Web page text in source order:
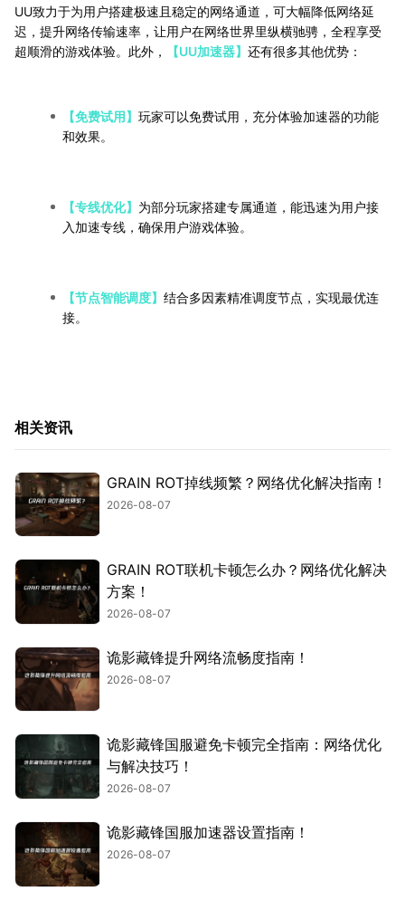
UU致力于为用户搭建极速且稳定的网络通道，可大幅降低网络延
迟，提升网络传输速率，让用户在网络世界里纵横驰骋，全程享受
超顺滑的游戏体验。此外，
【UU加速器】 还有很多其他优势：
【免费试用】 玩家可以免费试用，充分体验加速器的功能
和效果。
【专线优化】 为部分玩家搭建专属通道，能迅速为用户接
入加速专线，确保用户游戏体验。
【节点智能调度】 结合多因素精准调度节点，实现最优连
接。
相关资讯
GRAIN ROT掉线频繁？网络优化解决指南！
2026-08-07
GRAIN ROT联机卡顿怎么办？网络优化解决
方案！
2026-08-07
诡影藏锋提升网络流畅度指南！
2026-08-07
诡影藏锋国服避免卡顿完全指南：网络优化
与解决技巧！
2026-08-07
诡影藏锋国服加速器设置指南！
2026-08-07